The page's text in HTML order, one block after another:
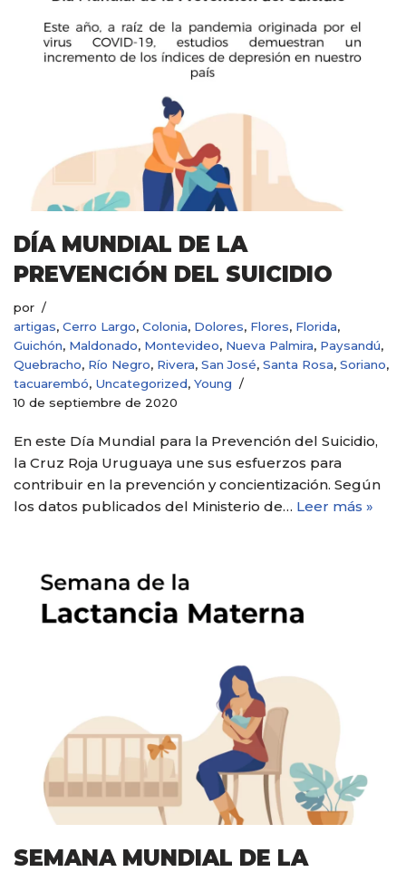
DÍA MUNDIAL DE LA
PREVENCIÓN DEL SUICIDIO
por
artigas, Cerro Largo, Colonia, Dolores, Flores, Florida,
Guichón, Maldonado, Montevideo, Nueva Palmira, Paysandú,
Quebracho, Río Negro, Rivera, San José, Santa Rosa, Soriano,
tacuarembó, Uncategorized, Young
10 de septiembre de 2020
En este Día Mundial para la Prevención del Suicidio,
la Cruz Roja Uruguaya une sus esfuerzos para
contribuir en la prevención y concientización. Según
los datos publicados del Ministerio de… Leer más »
SEMANA MUNDIAL DE LA